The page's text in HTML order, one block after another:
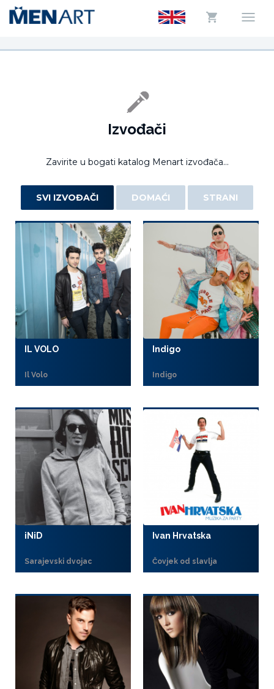
Izvođači
Zavirite u bogati katalog Menart izvođača...
SVI IZVOĐAČI DOMAĆI STRANI
IL VOLO
Il Volo
Indigo
Indigo
iNiD
Sarajevski dvojac
Ivan Hrvatska
Čovjek od slavlja